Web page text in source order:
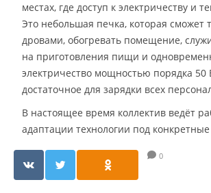
местах, где доступ к электричеству и
Это небольшая печка, которая сможет
дровами, обогревать помещение,
на приготовления пищи и
электричество мощностью порядка
достаточное для зарядки всех
В настоящее время коллектив ведёт
адаптации технологии под
0